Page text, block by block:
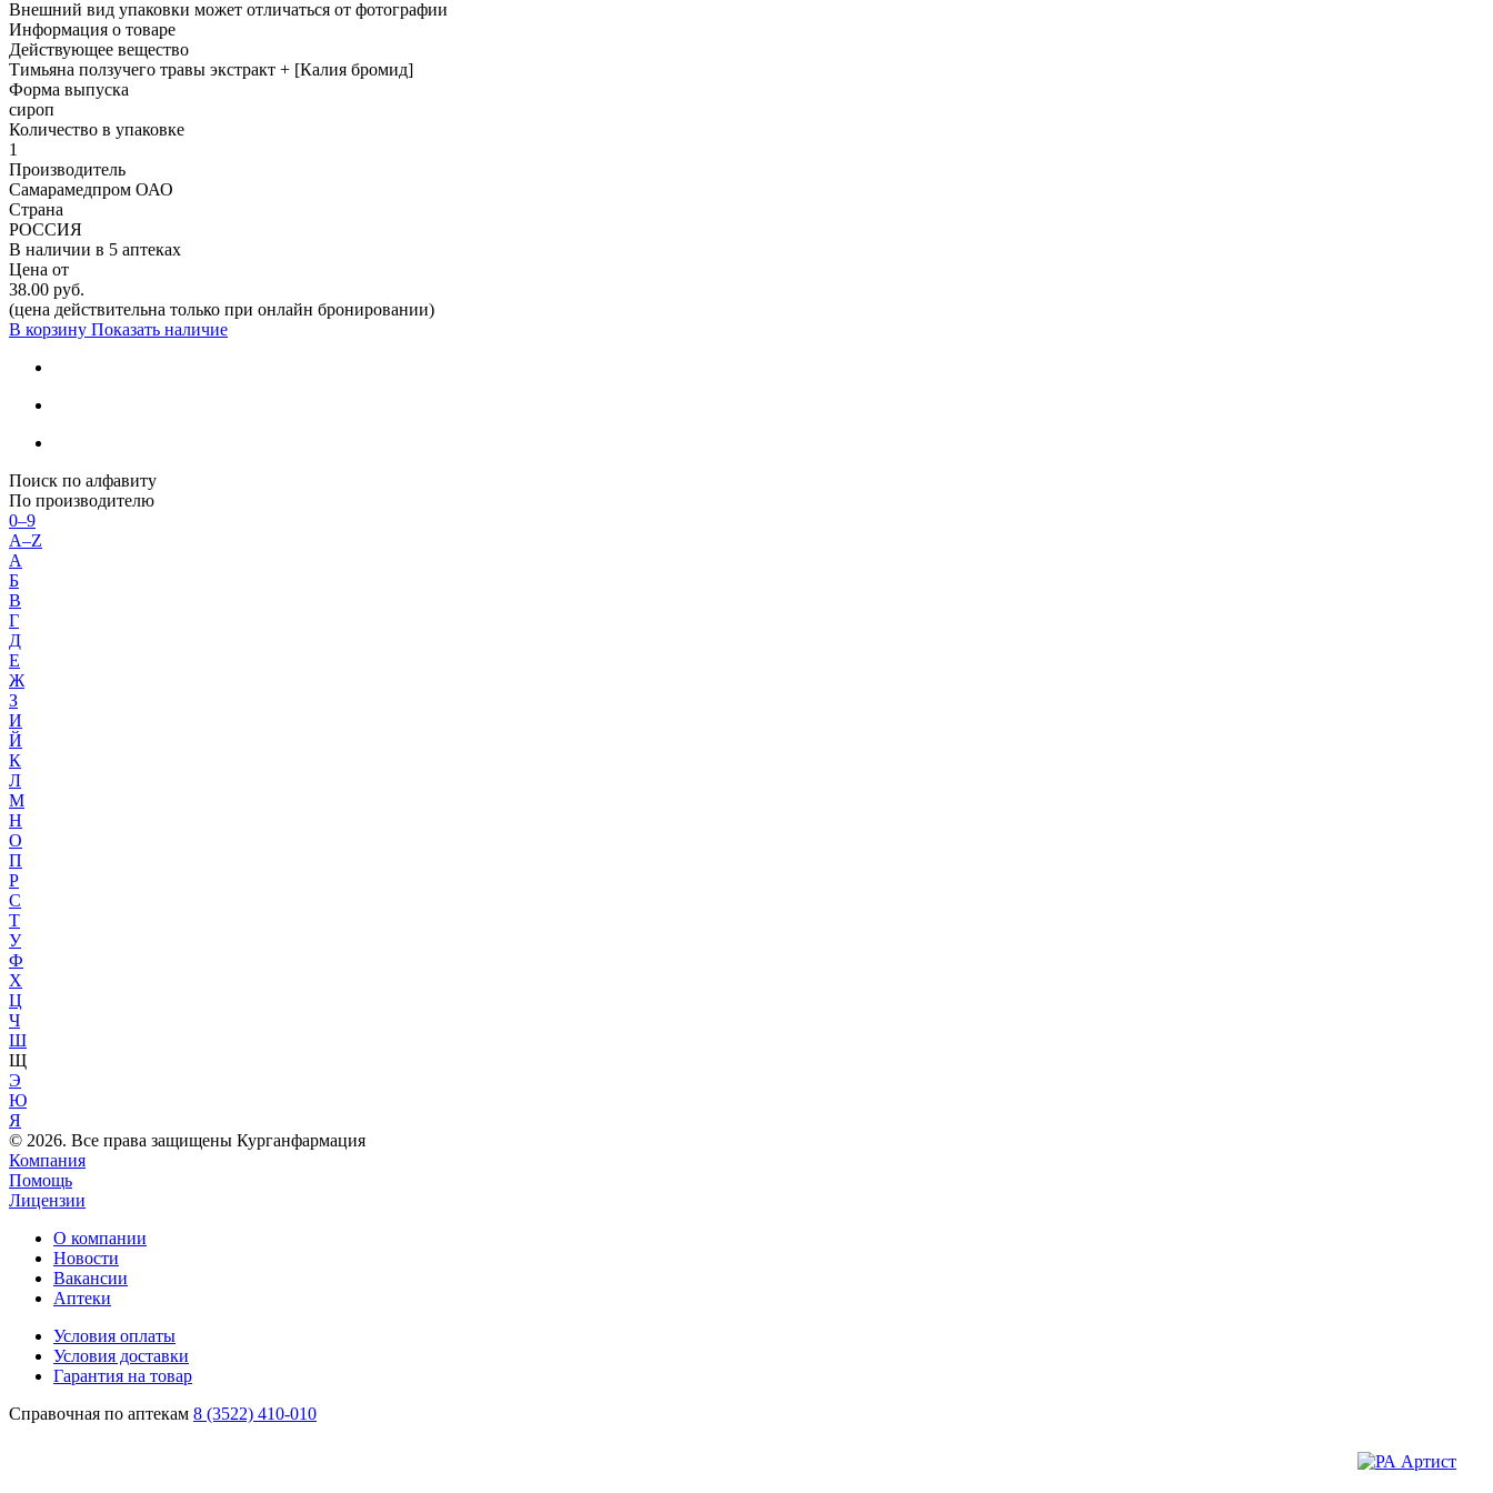
Внешний вид упаковки может отличаться от фотографии
Информация о товаре
Действующее вещество
Тимьяна ползучего травы экстракт + [Калия бромид]
Форма выпуска
сироп
Количество в упаковке
1
Производитель
Самарамедпром ОАО
Страна
РОССИЯ
В наличии в 5 аптеках
Цена от
38.00 руб.
(цена действительна только при онлайн бронировании)
В корзину Показать наличие
Поиск по алфавиту
По производителю
0–9
A–Z
А
Б
В
Г
Д
Е
Ж
З
И
Й
К
Л
М
Н
О
П
Р
С
Т
У
Ф
Х
Ц
Ч
Ш
Щ
Э
Ю
Я
© 2026. Все права защищены Курганфармация
Компания
Помощь
Лицензии
О компании
Новости
Вакансии
Аптеки
Условия оплаты
Условия доставки
Гарантия на товар
Справочная по аптекам 8 (3522) 410-010